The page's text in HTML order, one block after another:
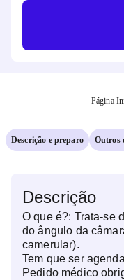
Página
Descrição e preparo Outros
Descrição
O que é?: Trata-se
do ângulo da
camerular).
Tem que ser
Pedido médico